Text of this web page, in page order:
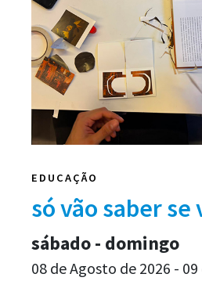
EDUCAÇÃO
só vão saber se
sábado - domingo
08 de Agosto de 2026 -